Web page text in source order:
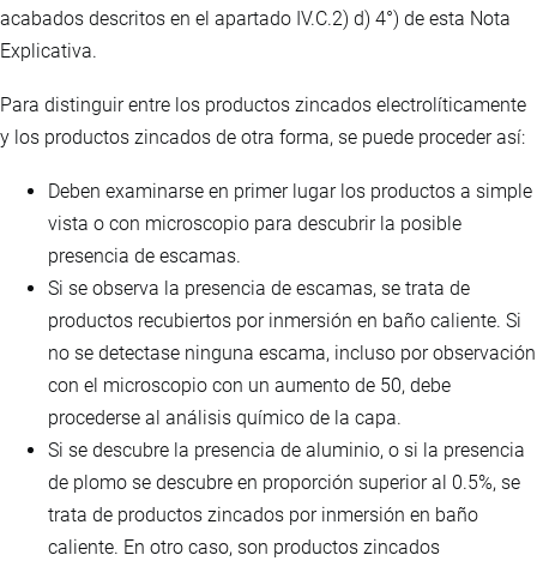
acabados descritos en el apartado IV.C.2) d) 4°) de esta Nota
Explicativa.
Para distinguir entre los productos zincados electrolíticamente
y los productos zincados de otra forma, se puede proceder así:
Deben examinarse en primer lugar los productos a simple
vista o con microscopio para descubrir la posible
presencia de escamas.
Si se observa la presencia de escamas, se trata de
productos recubiertos por inmersión en baño caliente. Si
no se detectase ninguna escama, incluso por observación
con el microscopio con un aumento de 50, debe
procederse al análisis químico de la capa.
Si se descubre la presencia de aluminio, o si la presencia
de plomo se descubre en proporción superior al 0.5%, se
trata de productos zincados por inmersión en baño
caliente. En otro caso, son productos zincados